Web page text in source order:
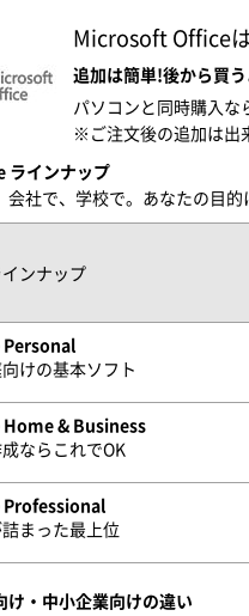
Microsoft Office
追加は簡単!後から買
パソコンと同時購入な
※ご注文後の追加は出
インナップ
会社で、学校で。あなたの目的
ンナップ
けの基本ソフト
& Business
ならこれでOK
まった最上位
・中小企業向けの違い